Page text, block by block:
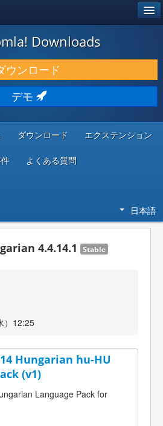
Downloads
ウンロード
デモ
ダウンロード エクステンション
よくある質問
日本語
4.4.14.1 Stable
）12:25
Hungarian hu-HU
(v1)
Language Pack for